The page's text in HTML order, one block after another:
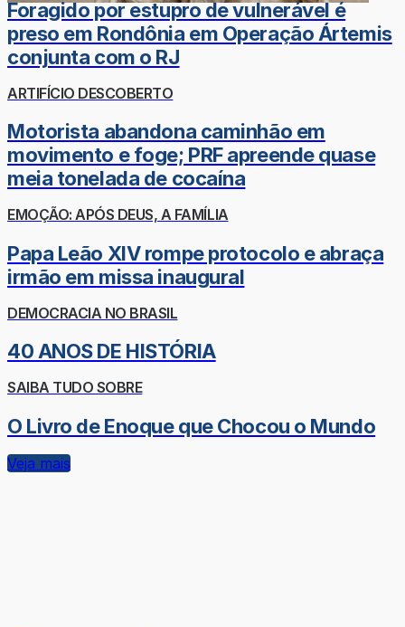
Foragido por estupro de vulnerável é
preso em Rondônia em Operação Ártemis
conjunta com o RJ
ARTIFÍCIO DESCOBERTO
Motorista abandona caminhão em
movimento e foge; PRF apreende quase
meia tonelada de cocaína
EMOÇÃO: APÓS DEUS, A FAMÍLIA
Papa Leão XIV rompe protocolo e abraça
irmão em missa inaugural
DEMOCRACIA NO BRASIL
40 ANOS DE HISTÓRIA
SAIBA TUDO SOBRE
O Livro de Enoque que Chocou o Mundo
Veja mais